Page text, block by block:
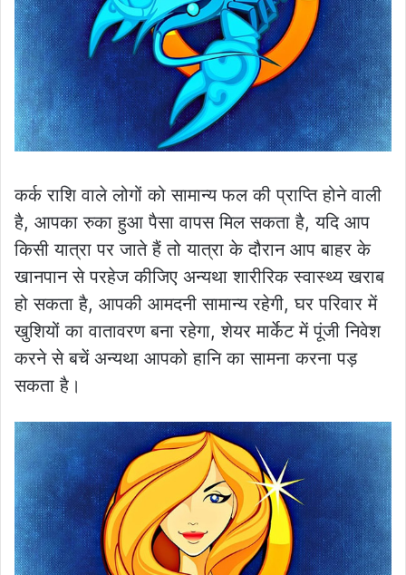
कर्क राशि वाले लोगों को सामान्य फल की प्राप्ति होने वाली
है, आपका रुका हुआ पैसा वापस मिल सकता है, यदि आप
किसी यात्रा पर जाते हैं तो यात्रा के दौरान आप बाहर के
खानपान से परहेज कीजिए अन्यथा शारीरिक स्वास्थ्य खराब
हो सकता है, आपकी आमदनी सामान्य रहेगी, घर परिवार में
खुशियों का वातावरण बना रहेगा, शेयर मार्केट में पूंजी निवेश
करने से बचें अन्यथा आपको हानि का सामना करना पड़
सकता है।